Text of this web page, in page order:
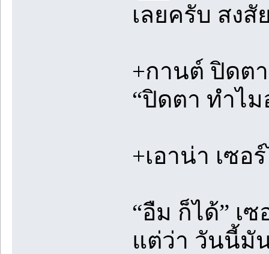
เลยครับ สงสั
+กานต์ ปิดต
“ปิดตา ทำไม
+เอาน่า เซอ
“อืม ก็ได้” เ
แต่ว่า วันนี้มั